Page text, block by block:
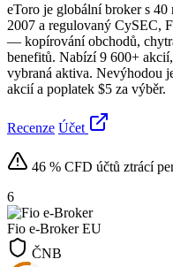
eToro je globální broker s
2007 a regulovaný CySEC,
— kopírování obchodů,
benefitů. Nabízí 9 600+
vybraná aktiva. Nevýhodou
akcií a poplatek $5 za výběr.
Recenze Účet
46 % CFD účtů ztrácí
6
Fio e-Broker EU
ČNB